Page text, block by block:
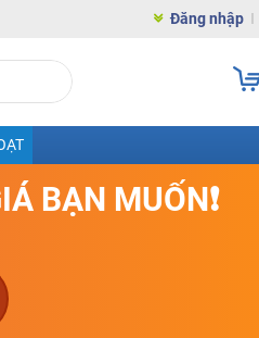
Đăng nhập
BẠN MUỐN❗